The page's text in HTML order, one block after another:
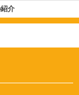
介